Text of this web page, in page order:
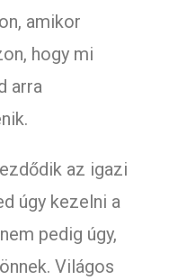
amikor
hogy mi
arra
az igazi
úgy kezelni a
pedig úgy,
Világos